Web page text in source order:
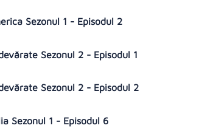
Sezonul 1 - Episodul 2
Sezonul 2 - Episodul 1
Sezonul 2 - Episodul 2
Sezonul 1 - Episodul 6